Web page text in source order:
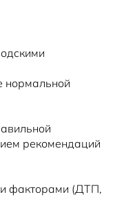
нормальной
рекомендаций
факторами (ДТП,